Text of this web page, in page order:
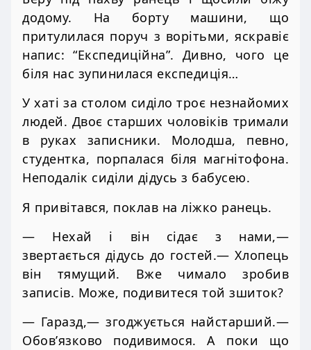
додому. На борту машини, що
притулилася поруч з ворітьми, яскравіє
напис: “Експедиційна”. Дивно, чого це
біля нас зупинилася експедиція…
У хаті за столом сиділо троє незнайомих
людей. Двоє старших чоловіків тримали
в руках записники. Молодша, певно,
студентка, порпалася біля магнітофона.
Неподалік сиділи дідусь з бабусею.
Я привітався, поклав на ліжко ранець.
— Нехай і він сідає з нами,—
звертається дідусь до гостей.— Хлопець
він тямущий. Вже чимало зробив
записів. Може, подивитеся той зшиток?
— Гаразд,— згоджується найстарший.—
Обов’язково подивимося. А поки що